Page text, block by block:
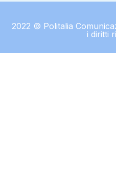
2022 © Politalia
i diritti